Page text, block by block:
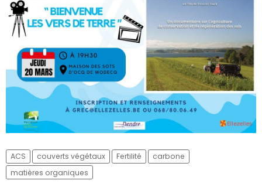
ACS couverts végétaux Fertilité
carbone
matières organiques